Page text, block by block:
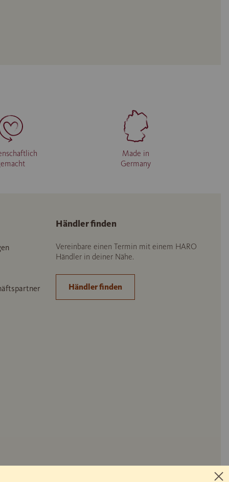
Made in
Germany
Händler finden
Vereinbare einen Termin mit einem HARO
Händler in deiner Nähe.
Händler finden